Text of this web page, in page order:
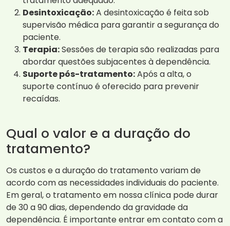
Desintoxicação:A desintoxicação é feita sob
supervisão médica para garantir a segurança do
paciente.
Terapia:Sessões de terapia são realizadas para
abordar questões subjacentes à dependência.
Suporte pós-tratamento:Após a alta, o
suporte contínuo é oferecido para prevenir
recaídas.
Qual o valor e a duração do
tratamento?
Os custos e a duração do tratamento variam de
acordo com as necessidades individuais do paciente.
Em geral, o tratamento em nossa clínica pode durar
de 30 a 90 dias, dependendo da gravidade da
dependência. É importante entrar em contato com a